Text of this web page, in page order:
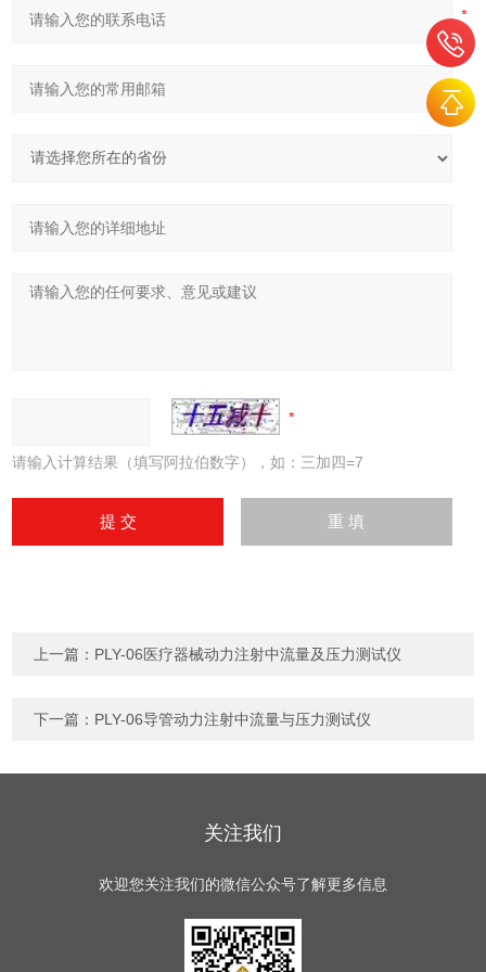
请输入计算结果（填写阿拉伯数字），如：三加四=7
上一篇： PLY-06医疗器械动力注射中流量及压力测试仪
下一篇： PLY-06导管动力注射中流量与压力测试仪
关注我们
欢迎您关注我们的微信公众号了解更多信息